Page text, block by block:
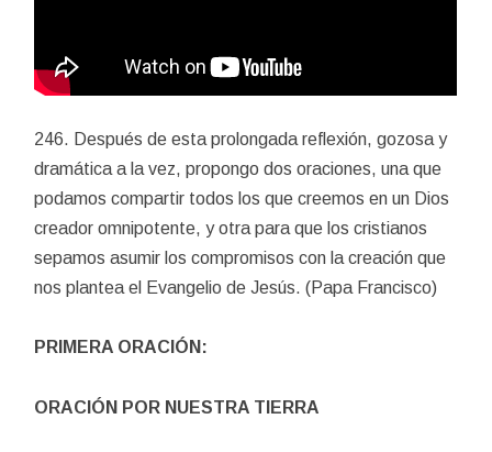
246. Después de esta prolongada reflexión, gozosa y
dramática a la vez, propongo dos oraciones, una que
podamos compartir todos los que creemos en un Dios
creador omnipotente, y otra para que los cristianos
sepamos asumir los compromisos con la creación que
nos plantea el Evangelio de Jesús. (Papa Francisco)
PRIMERA ORACIÓN:
ORACIÓN POR NUESTRA TIERRA